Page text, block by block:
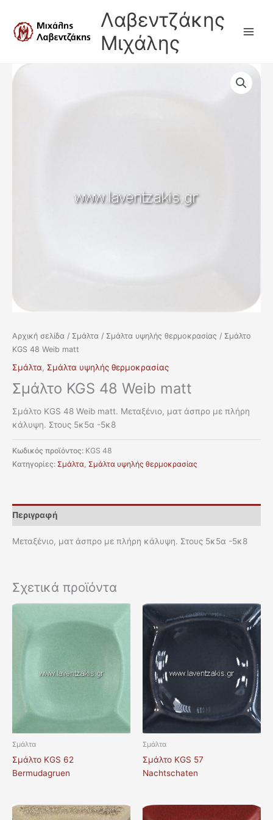
περιεχόμενο
Λαβεντζάκης
Μιχάλης
Αρχική σελίδα / Σμάλτα / Σμάλτα υψηλής θερμοκρασίας / Σμάλτο
KGS 48 Weib matt
Σμάλτα, Σμάλτα υψηλής θερμοκρασίας
Σμάλτο KGS 48 Weib matt
Σμάλτο KGS 48 Weib matt. Μεταξένιο, ματ άσπρο με πλήρη
κάλυψη. Στους 5κ5α -5κ8
Κωδικός προϊόντος: KGS 48
Κατηγορίες: Σμάλτα Σμάλτα υψηλής θερμοκρασίας
Περιγραφή
Μεταξένιο, ματ άσπρο με πλήρη κάλυψη. Στους 5κ5α -5κ8
Σχετικά προϊόντα
Σμάλτα
Σμάλτο KGS 62
Bermudagruen
Σμάλτα
Σμάλτο KGS 57
Nachtschaten